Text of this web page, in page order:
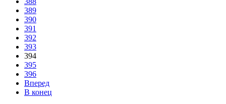
389
390
391
392
393
394
395
396
Вперед
В конец